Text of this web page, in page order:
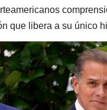
que libera a su único